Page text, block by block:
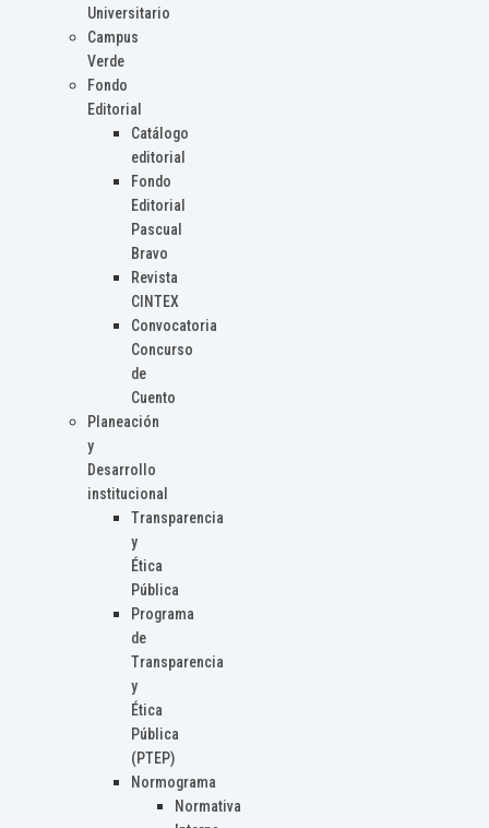
Universitario
Campus
Verde
Fondo
Editorial
Catálogo
editorial
Fondo
Editorial
Pascual
Bravo
Revista
CINTEX
Convocatoria
Concurso
de
Cuento
Planeación
y
Desarrollo
institucional
Transparencia
y
Ética
Pública
Programa
de
Transparencia
y
Ética
Pública
(PTEP)
Normograma
Normativa